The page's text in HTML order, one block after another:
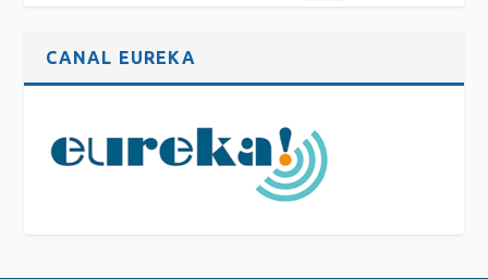
CANAL EUREKA